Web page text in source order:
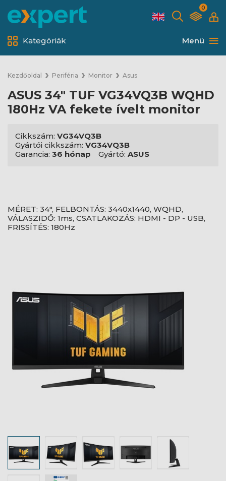
0
Menü
Kategóriák
Kezdőoldal Periféria Monitor Asus
ASUS 34" TUF VG34VQ3B WQHD
180Hz VA fekete ívelt monitor
Cikkszám: VG34VQ3B
Gyártói cikkszám: VG34VQ3B
Garancia: 36 hónap Gyártó: ASUS
MÉRET: 34", FELBONTÁS: 3440x1440, WQHD,
VÁLASZIDŐ: 1ms, CSATLAKOZÁS: HDMI - DP - USB,
FRISSÍTÉS: 180Hz